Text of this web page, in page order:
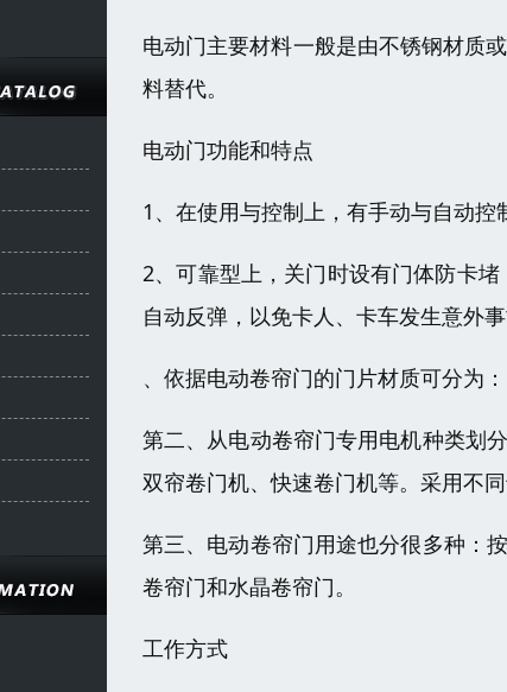
电动门主要材料一般是由不锈钢材质
料替代。
电动门功能和特点
1、在使用与控制上，有手动与自动控
2、可靠型上，关门时设有门体防卡
自动反弹，以免卡人、卡车发生意外事
、依据电动卷帘门的门片材质可分为
第二、从电动卷帘门专用电机种类划
双帘卷门机、快速卷门机等。采用不
第三、电动卷帘门用途也分很多种：
卷帘门和水晶卷帘门。
工作方式